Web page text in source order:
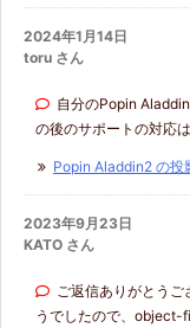
2024年1月14日
toru さん
自分のPopin
の後のサポートの対応
Popin Aladdin2 の投
2023年9月23日
KATO さん
ご返信ありがとう
うでしたので、object-